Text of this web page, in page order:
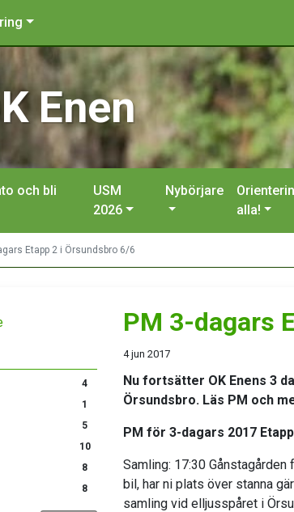
Enen
och bli
USM
2026
Nybörjare
alla!
Etapp 2 i Örsundsbro 6/6
4
1
5
10
8
8
PM 3-dagars
4 jun 2017
Nu fortsätter OK Enens 3
Örsundsbro. Läs PM och
PM för 3-dagars 2017
Samling: 17:30
bil, har ni plats över stanna
samling vid elljusspåret i